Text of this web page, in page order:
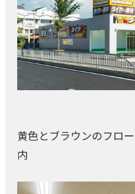
黄色とブラウンのフロ
内